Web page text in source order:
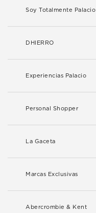
Soy Totalmente Palacio
DHIERRO
Experiencias Palacio
Personal Shopper
La Gaceta
Marcas Exclusivas
Abercrombie & Kent